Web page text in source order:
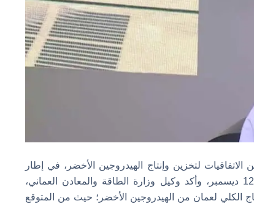
لتخزين وإنتاج الهيدروجين الأخضر، في إطار
فعاليات “قمة عمان للهيدروجين الأخضر” التي جرت يوم 12 ديسمبر، وأكد وكيل وزارة الطاقة والمعادن العماني،
الكلي لعمان من الهيدروجين الأخضر؛ حيث من المتوقع